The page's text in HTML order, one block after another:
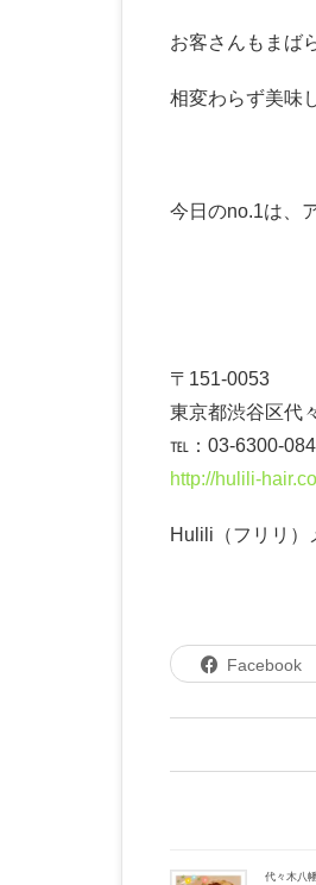
お客さんもまば
相変わらず美味
今日のno.1は、
〒151-0053
東京都渋谷区代
℡：03-6300-
http://hulili-
Hulili（フリリ）
Facebook
代々木八